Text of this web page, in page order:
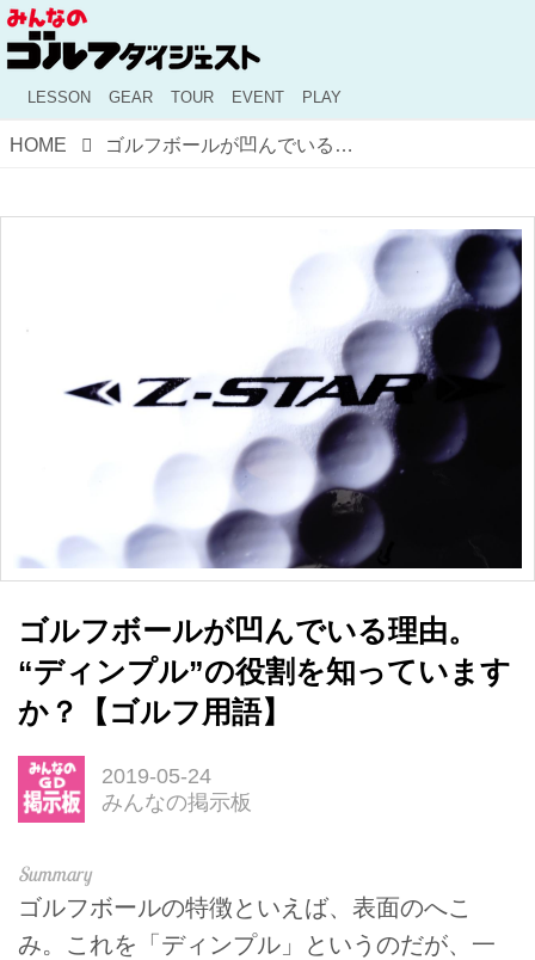
LESSON GEAR TOUR EVENT PLAY
HOME ゴルフボールが凹んでいる理由。 “ディンプル”の役割を知っていますか？【ゴルフ用語】
ゴルフボールが凹んでいる理由。
“ディンプル”の役割を知っています
か？【ゴルフ用語】
2019-05-24
みんなの掲示板
ゴルフボールの特徴といえば、表面のへこ
み。これを「ディンプル」というのだが、一